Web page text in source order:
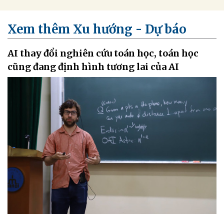
Xem thêm Xu hướng - Dự báo
AI thay đổi nghiên cứu toán học, toán học
cũng đang định hình tương lai của AI